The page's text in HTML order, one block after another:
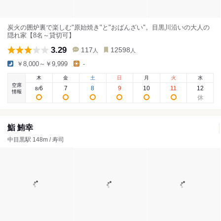
炭火の囲炉裏で楽しむ"原始焼き"と"おばんざい"。目黒川沿いの大人の
隠れ家【8名～貸切可】
3.29 117 人 12598 人
￥8,000～￥9,999 -
空席
情報
木
8/6
金
7
土
8
日
9
月
10
火
11
水
12
鮨 鮪幸
中目黒駅 148m / 寿司